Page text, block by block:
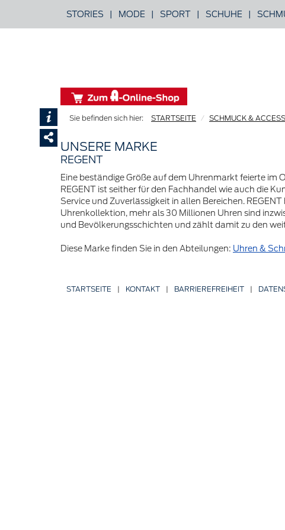
STORIES | MODE | SPORT | SCHUHE |
STARTSEITE SCHMUCK &
UNSERE MARKE
REGENT
Eine beständige Größe auf dem Uhrenmarkt feierte im
REGENT ist seither für den Fachhandel wie auch die
Service und Zuverlässigkeit in allen Bereichen.
Uhrenkollektion, mehr als 30 Millionen Uhren sind
und Bevölkerungsschichten und zählt damit zu den
Diese Marke finden Sie in den Abteilungen: Uhren &
STARTSEITE | KONTAKT | BARRIERE­FREIHEIT |